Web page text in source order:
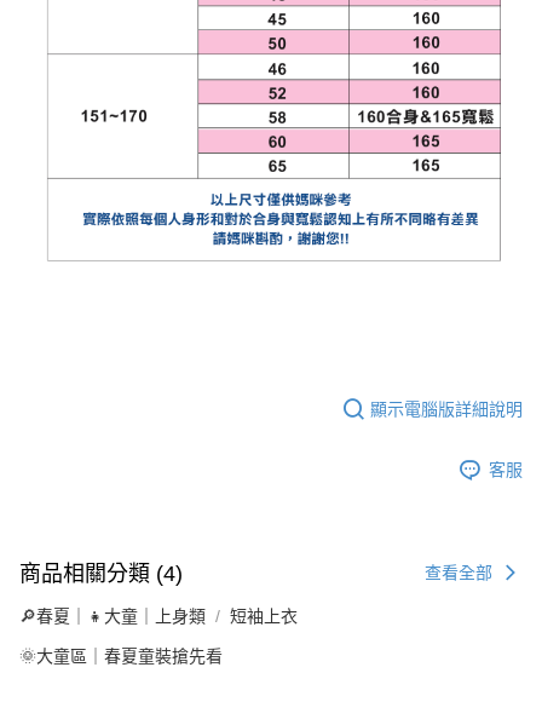
顯示電腦版詳細說明
客服
商品相關分類 (4) 查看全部
🔎春夏｜👧大童｜上身類 短袖上衣
🌞大童區｜春夏童裝搶先看